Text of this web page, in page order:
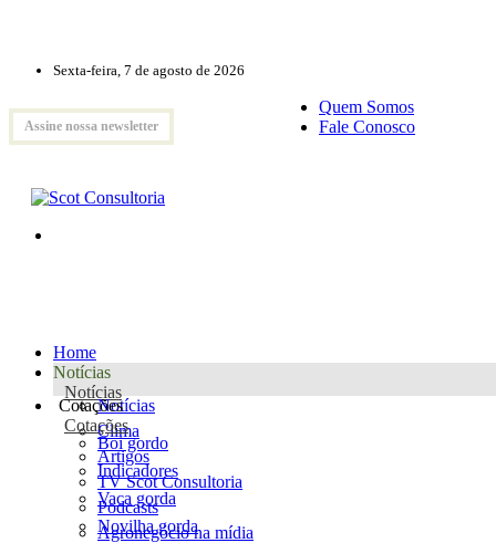
Sexta-feira, 7 de agosto de 2026
Assine nossa newsletter
Quem Somos
Fale Conosco
Home
Notícias
Notícias
Notícias
Clima
Artigos
TV Scot Consultoria
Podcasts
Agronegócio na mídia
Cotações
Cotações
Boi gordo
Indicadores
Vaca gorda
Novilha gorda